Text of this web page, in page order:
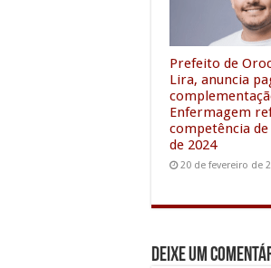
Prefeito de
Lira, anuncia
Enfermagem
competência
de 2024
20 de fevereiro de
Deixe um